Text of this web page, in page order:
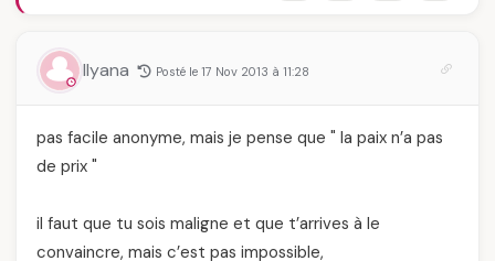
Ilyana Posté le 17 Nov 2013 à 11:28
pas facile anonyme, mais je pense que " la paix n’a pas
de prix "
il faut que tu sois maligne et que t’arrives à le
convaincre, mais c’est pas impossible,